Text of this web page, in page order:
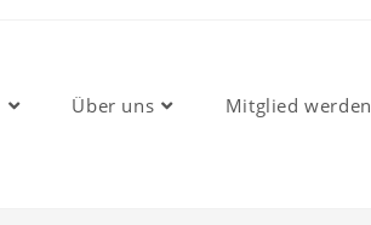
Über uns Mitglied werden